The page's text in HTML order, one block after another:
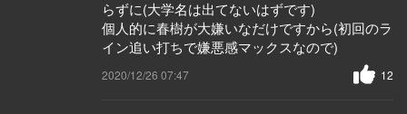
らずに(大学名は出てないはずです)
個人的に春樹が大嫌いなだけですから(初回のラ
イン追い打ちで嫌悪感マックスなので)
2020/12/26 07:47 12